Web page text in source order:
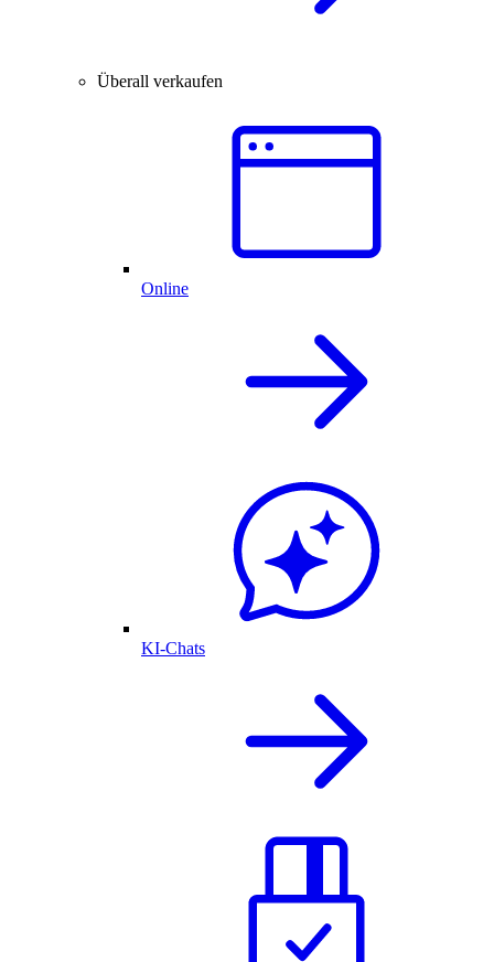
Überall verkaufen
Online
KI-Chats